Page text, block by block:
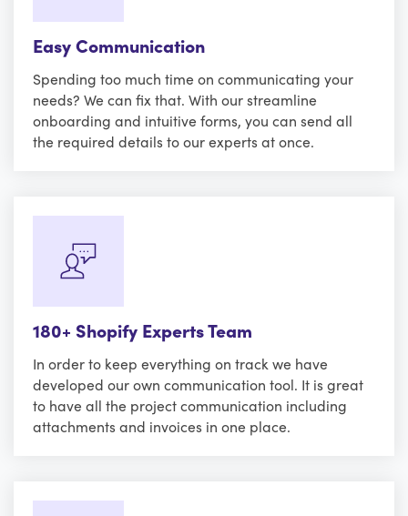
Easy Communication
Spending too much time on communicating your
needs? We can fix that. With our streamline
onboarding and intuitive forms, you can send all
the required details to our experts at once.
180+ Shopify Experts Team
In order to keep everything on track we have
developed our own communication tool. It is great
to have all the project communication including
attachments and invoices in one place.